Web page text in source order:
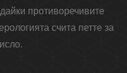
противоречивите
счита петте за